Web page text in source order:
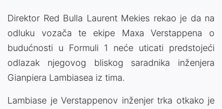
Direktor Red Bulla Laurent Mekies rekao je da na
odluku vozača te ekipe Maxa Verstappena o
budućnosti u Formuli 1 neće uticati predstojeći
odlazak njegovog bliskog saradnika inženjera
Gianpiera Lambiasea iz tima.
Lambiase je Verstappenov inženjer trka otkako je